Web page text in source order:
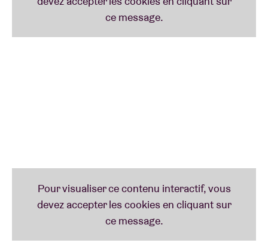
Blu Samu, la reine du hip-hop belge, avec laquelle il